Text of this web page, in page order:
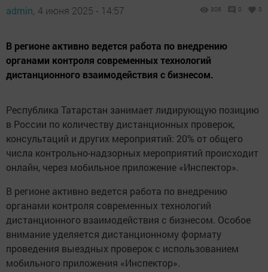
admin, 4 июня 2025 - 14:57 308 0 0
В регионе активно ведется работа по внедрению
органами контроля современных технологий
дистанционного взаимодействия с бизнесом.
Республика Татарстан занимает лидирующую позицию
в России по количеству дистанционных проверок,
консультаций и других мероприятий: 20% от общего
числа контрольно-надзорных мероприятий происходит
онлайн, через мобильное приложение «Инспектор».
В регионе активно ведется работа по внедрению
органами контроля современных технологий
дистанционного взаимодействия с бизнесом. Особое
внимание уделяется дистанционному формату
проведения выездных проверок с использованием
мобильного приложения «Инспектор».